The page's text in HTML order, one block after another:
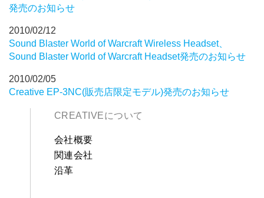
発売のお知らせ
2010/02/12
Sound Blaster World of Warcraft Wireless Headset、
Sound Blaster World of Warcraft Headset発売のお知らせ
2010/02/05
Creative EP-3NC(販売店限定モデル)発売のお知らせ
CREATIVEについて
会社概要
関連会社
沿革